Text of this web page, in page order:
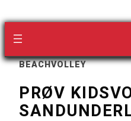
BEACHVOLLEY
PRØV